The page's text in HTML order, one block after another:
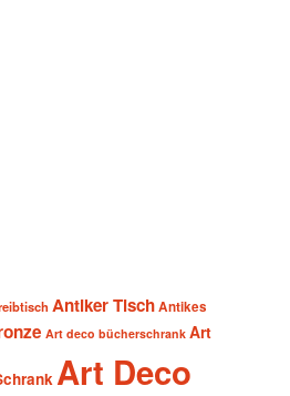
Antiker TischAntikes
Art deco bücherschrank Art
Art Deco